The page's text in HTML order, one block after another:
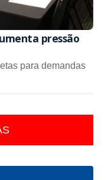
pressão
para demandas